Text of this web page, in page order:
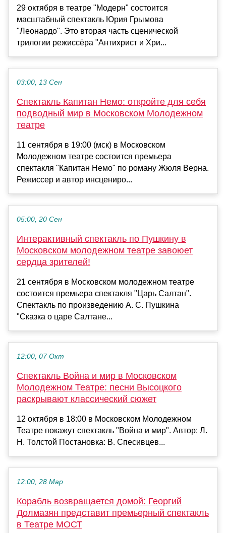
29 октября в театре "Модерн" состоится
масштабный спектакль Юрия Грымова
"Леонардо". Это вторая часть сценической
трилогии режиссёра "Антихрист и Хри...
03:00, 13 Сен
Спектакль Капитан Немо: откройте для себя
подводный мир в Московском Молодежном
театре
11 сентября в 19:00 (мск) в Московском
Молодежном театре состоится премьера
спектакля "Капитан Немо" по роману Жюля Верна.
Режиссер и автор инсцениро...
05:00, 20 Сен
Интерактивный спектакль по Пушкину в
Московском молодежном театре завоюет
сердца зрителей!
21 сентября в Московском молодежном театре
состоится премьера спектакля "Царь Салтан".
Спектакль по произведению А. С. Пушкина
"Сказка о царе Салтане...
12:00, 07 Окт
Спектакль Война и мир в Московском
Молодежном Театре: песни Высоцкого
раскрывают классический сюжет
12 октября в 18:00 в Московском Молодежном
Театре покажут спектакль "Война и мир". Автор: Л.
Н. Толстой Постановка: В. Спесивцев...
12:00, 28 Мар
Корабль возвращается домой: Георгий
Долмазян представит премьерный спектакль
в Театре МОСТ